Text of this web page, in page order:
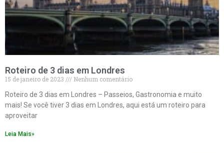
Roteiro de 3 dias em Londres
15 de janeiro de 2023
Nenhum comentário
Roteiro de 3 dias em Londres – Passeios, Gastronomia e muito
mais! Se você tiver 3 dias em Londres, aqui está um roteiro para
aproveitar
Leia Mais»